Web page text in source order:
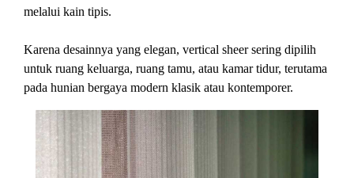
melalui kain tipis.
Karena desainnya yang elegan, vertical sheer sering dipilih
untuk ruang keluarga, ruang tamu, atau kamar tidur, terutama
pada hunian bergaya modern klasik atau kontemporer.